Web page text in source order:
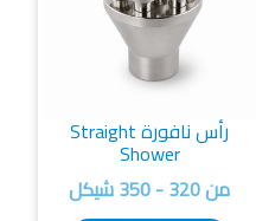
رأس نافورة Straight
Shower
من 320 - 350 شيكل